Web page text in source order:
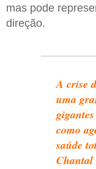
mas pode
direção.
A crise
uma
como
saúde